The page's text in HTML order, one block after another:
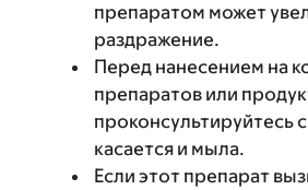
препаратом может
раздражение.
Перед нанесением на
препаратов или
проконсультируйтесь
касается и мыла.
Если этот препарат